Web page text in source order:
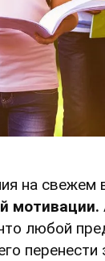
на свежем
мотивации.
любой
перенести